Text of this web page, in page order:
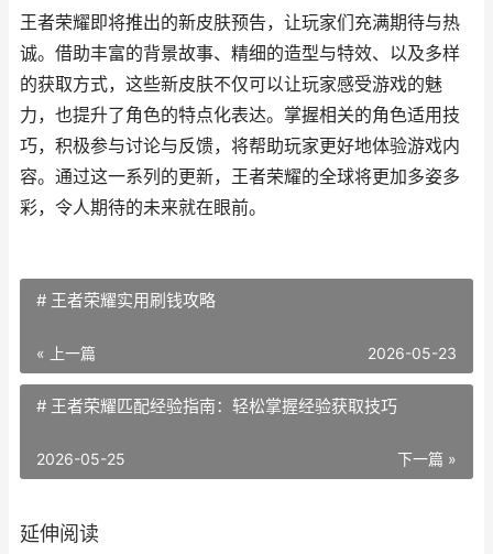
王者荣耀即将推出的新皮肤预告，让玩家们充满期待与热
诚。借助丰富的背景故事、精细的造型与特效、以及多样
的获取方式，这些新皮肤不仅可以让玩家感受游戏的魅
力，也提升了角色的特点化表达。掌握相关的角色适用技
巧，积极参与讨论与反馈，将帮助玩家更好地体验游戏内
容。通过这一系列的更新，王者荣耀的全球将更加多姿多
彩，令人期待的未来就在眼前。
# 王者荣耀实用刷钱攻略
« 上一篇 2026-05-23
# 王者荣耀匹配经验指南：轻松掌握经验获取技巧
下一篇 »
2026-05-25
延伸阅读